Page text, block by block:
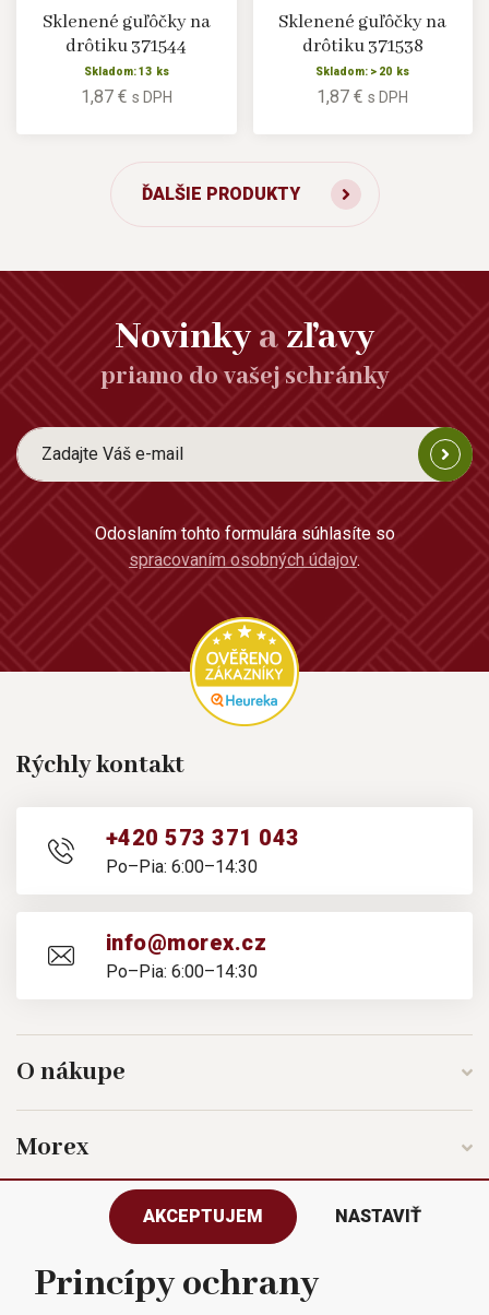
Sklenené guľôčky na
drôtiku 371544
Skladom: 13 ks
1,87 € s DPH
Sklenené guľôčky na
drôtiku 371538
Skladom: > 20 ks
1,87 €s DPH
ĎALŠIE PRODUKTY
Novinkyazľavy
priamo do vašej schránky
Odoslaním tohto formulára súhlasíte so
spracovaním osobných údajov.
Rýchly kontakt
+420 573 371 043
Po–Pia: 6:00–14:30
info@morex.cz
Po–Pia: 6:00–14:30
O nákupe
Morex
Sledujte nás
AKCEPTUJEM NASTAVIŤ
Princípy ochrany